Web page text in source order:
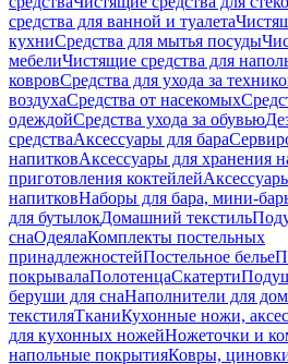
средства для ванной и туалета
кухниСредства для мытья посуды
мебелиЧистящие средства для
ковровСредства для ухода за
воздухаСредства от насекомых
одеждойСредства ухода за обувью
средстваАксессуары для бара
напитковАксессуары для хранения
приготовления коктейлей
напитковНаборы для бара, мини-
для бутылокДомашний текстиль
снаОдеялаКомплекты постельных
принадлежностейПостельное белье
покрывалаПолотенцаСкатерти
беруши для снаНаполнители для
текстиляТканиКухонные ножи,
для кухонных ножейНожеточки и
напольные покрытияКовры,